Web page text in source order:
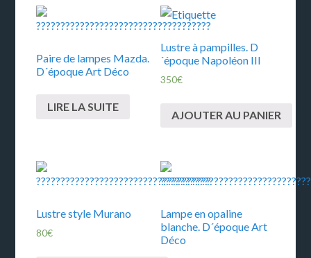
Paire de lampes Mazda.
D´époque Art Déco
LIRE LA SUITE
Lustre à pampilles. D
´époque Napoléon III
350€
AJOUTER AU PANIER
Lustre style Murano
80€
Lampe en opaline
blanche. D´époque Art
Déco